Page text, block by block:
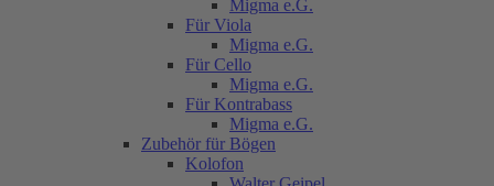
Migma e.G.
Für Viola
Migma e.G.
Für Cello
Migma e.G.
Für Kontrabass
Migma e.G.
Zubehör für Bögen
Kolofon